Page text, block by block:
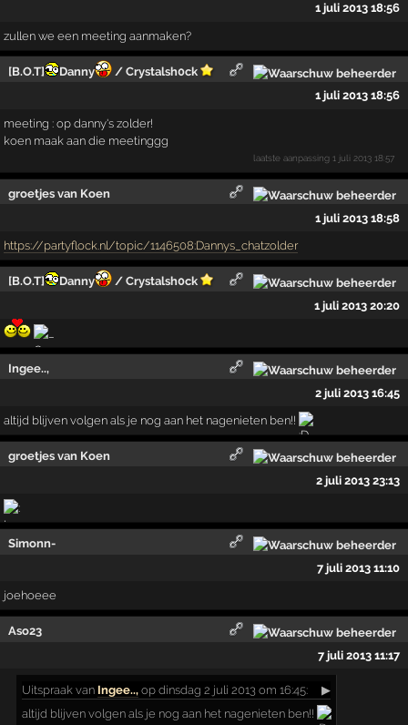
1 juli 2013 18:56
zullen we een meeting aanmaken?
[B.O.T] Danny
/ Crystalsh0ck
1 juli 2013 18:56
meeting : op danny's zolder!
koen maak aan die meetinggg
laatste aanpassing1 juli 2013 18:57
groetjes van Koen
1 juli 2013 18:58
https://partyflock.nl/topic/1146508:Dannys_chatzolder
[B.O.T] Danny
/ Crystalsh0ck
1 juli 2013 20:20
Ingee..,
2 juli 2013 16:45
altijd blijven volgen als je nog aan het nagenieten ben!!
groetjes van Koen
2 juli 2013 23:13
Simonn-
7 juli 2013 11:10
joehoeee
Aso23
7 juli 2013 11:17
Uitspraak van Ingee.., op dinsdag 2 juli 2013 om 16:45:
▶
altijd blijven volgen als je nog aan het nagenieten ben!!